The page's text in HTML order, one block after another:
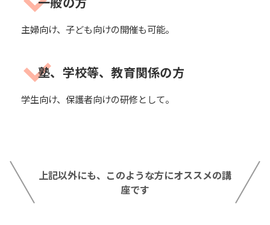
主婦向け、子ども向けの開催も可能。
塾、学校等、教育関係の方
学生向け、保護者向けの研修として。
上記以外にも、このような方にオススメの講
座です